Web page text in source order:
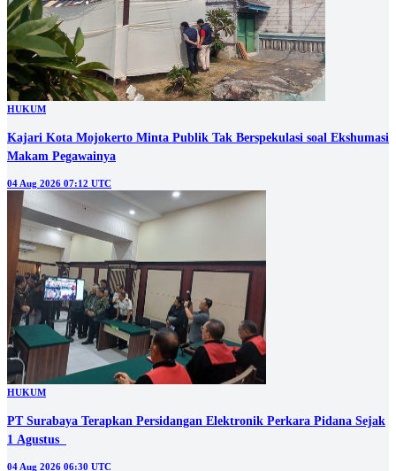
HUKUM
Kajari Kota Mojokerto Minta Publik Tak Berspekulasi soal Ekshumasi
Makam Pegawainya
04 Aug 2026 07:12 UTC
HUKUM
PT Surabaya Terapkan Persidangan Elektronik Perkara Pidana Sejak
1 Agustus
04 Aug 2026 06:30 UTC